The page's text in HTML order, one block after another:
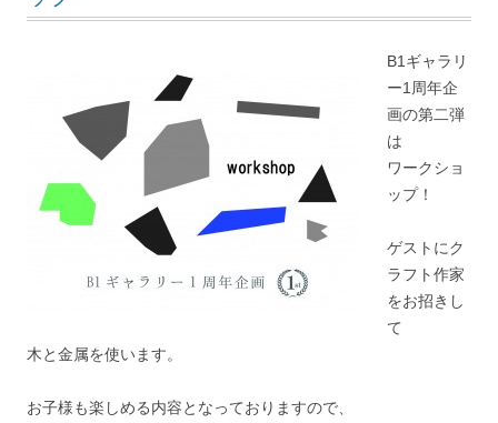
B1ギャラリ
ー1周年企
画の第二弾
は
ワークショ
ップ！
ゲストにク
ラフト作家
をお招きし
て
木と金属を使います。
お子様も楽しめる内容となっておりますので、